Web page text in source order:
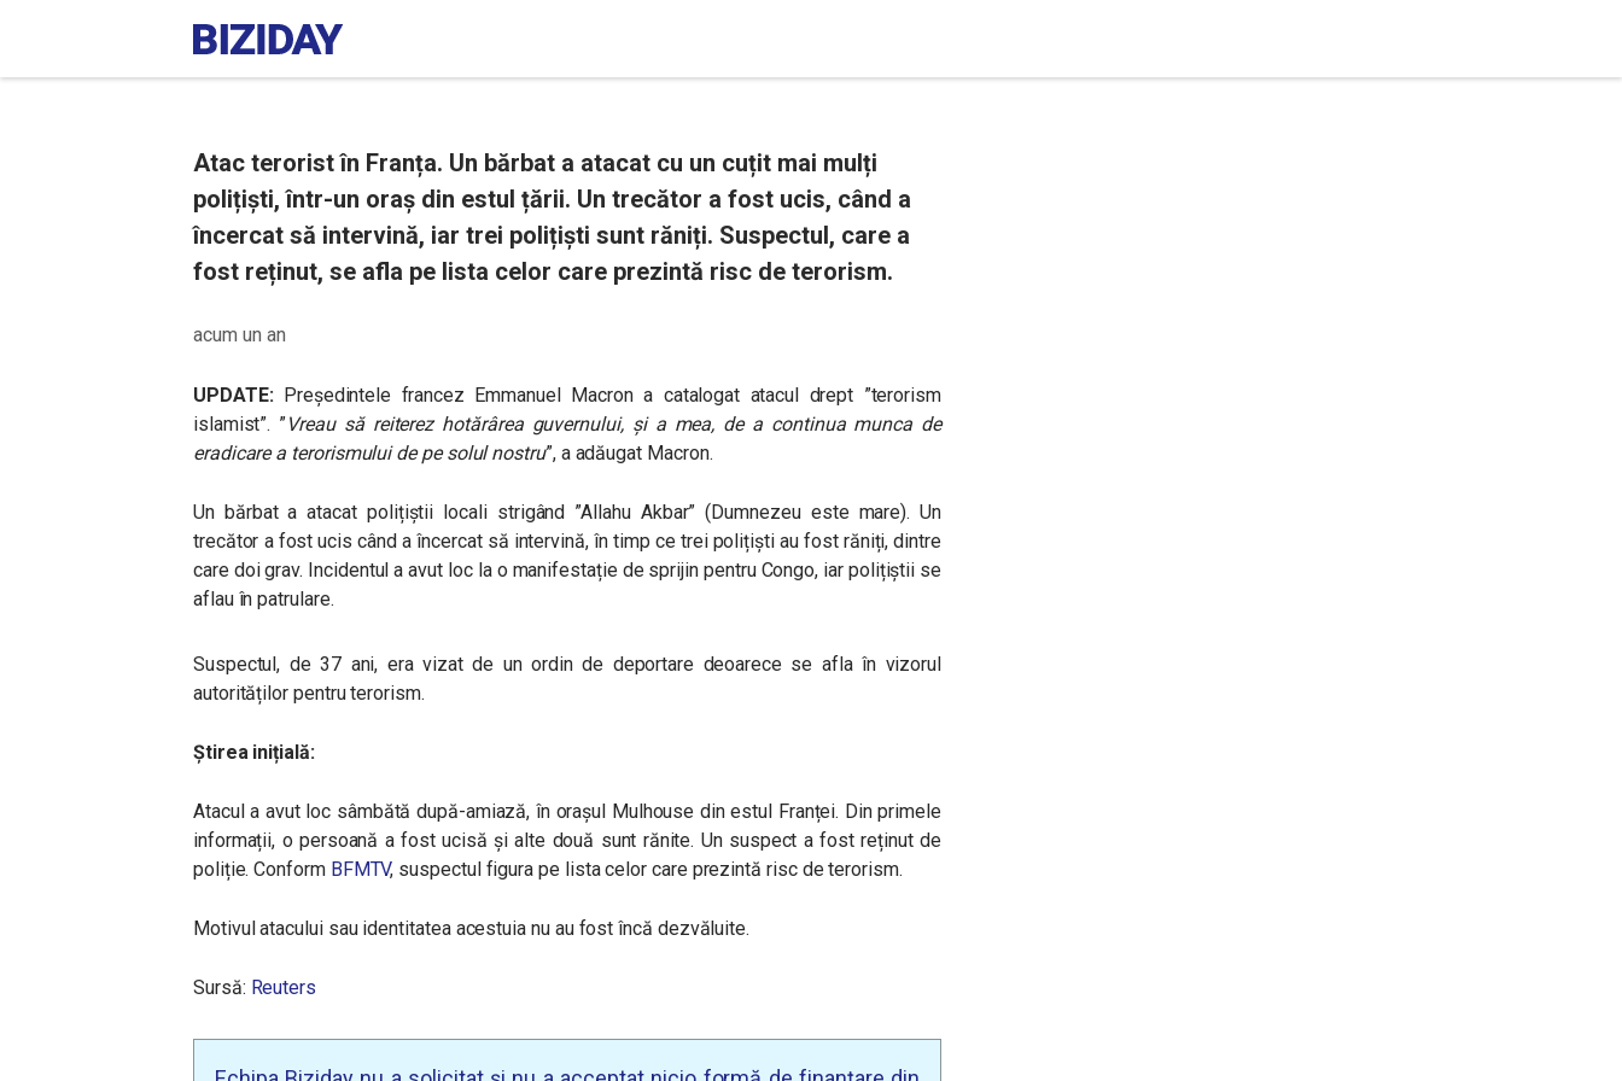
Atac terorist în Franța. Un bărbat a atacat cu un cuțit mai mulți
polițiști, într-un oraș din estul țării. Un trecător a fost ucis, când a
încercat să intervină, iar trei polițiști sunt răniți. Suspectul, care a
fost reținut, se afla pe lista celor care prezintă risc de terorism.
acum un an
UPDATE:Președintele francez Emmanuel Macron a catalogat atacul drept ”terorism
islamist”. ”Vreau să reiterez hotărârea guvernului, și a mea, de a continua munca de
eradicare a terorismului de pe solul nostru”, a adăugat Macron.
Un bărbat a atacat polițiștii locali strigând ”Allahu Akbar” (Dumnezeu este mare). Un
trecător a fost ucis când a încercat să intervină, în timp ce trei polițiști au fost răniți, dintre
care doi grav. Incidentul a avut loc la o manifestație de sprijin pentru Congo, iar polițiștii se
aflau în patrulare.
Suspectul, de 37 ani, era vizat de un ordin de deportare deoarece se afla în vizorul
autorităților pentru terorism.
Știrea inițială:
Atacul a avut loc sâmbătă după-amiază, în orașul Mulhouse din estul Franței. Din primele
informații, o persoană a fost ucisă și alte două sunt rănite. Un suspect a fost reținut de
poliție. Conform BFMTV, suspectul figura pe lista celor care prezintă risc de terorism.
Motivul atacului sau identitatea acestuia nu au fost încă dezvăluite.
Sursă: Reuters